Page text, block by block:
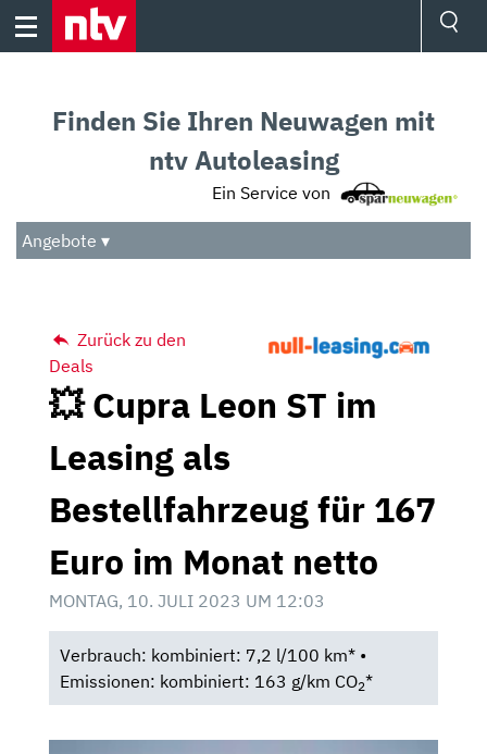
Skip
Audio
Das Beste
Finden Sie Ihren Neuwagen mit
ntv Autoleasing
Ein Service von
Angebote ▾
Zurück zu den
Deals
💥 Cupra Leon ST im
Leasing als
Bestellfahrzeug für 167
Euro im Monat netto
MONTAG, 10. JULI 2023 UM 12:03
Verbrauch: kombiniert: 7,2 l/100 km* •
Emissionen: kombiniert: 163 g/km CO2*